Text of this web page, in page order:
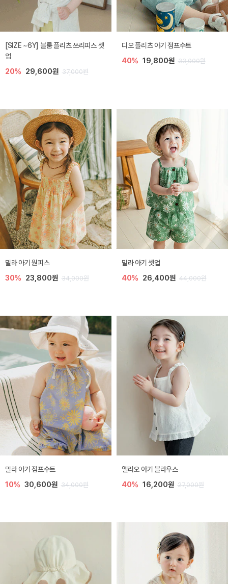
[SIZE ~6Y] 블룸 플리츠 쓰리피스 셋
업
20% 29,600원 37,000원
디오 플리츠 아기 점프수트
40% 19,800원 33,000원
밀라 아기 원피스
30% 23,800원 34,000원
밀라 아기 셋업
40% 26,400원 44,000원
밀라 아기 점프수트
10% 30,600원 34,000원
엘리오 아기 블라우스
40% 16,200원 27,000원